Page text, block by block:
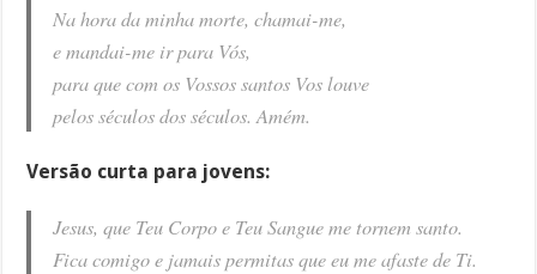
Na hora da minha morte, chamai-me,
e mandai-me ir para Vós,
para que com os Vossos santos Vos louve
pelos séculos dos séculos. Amém.
Versão curta para jovens:
Jesus, que Teu Corpo e Teu Sangue me tornem santo.
Fica comigo e jamais permitas que eu me afaste de Ti.